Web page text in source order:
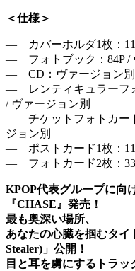
＜仕様＞
― カバーホルダ1枚：11
― フォトブック：84P /
― CD：ヴァージョン別
― レンティキュラーフ
/ ヴァージョン別
― チケットフォトカー
ジョン別
― ポストカード1枚：11
― フォトカード2枚：33
KPOP代表グループに向
『CHASE』発売！
最も奥深い場所、
あなたの心臓を掴むタイ
Stealer)」公開！
目と耳を虜にするトラッ